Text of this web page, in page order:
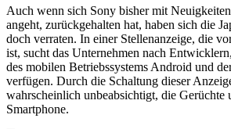
Auch wenn sich Sony bisher mit
angeht, zurückgehalten hat, haben sich die
doch verraten. In einer Stellenanzeige, die
ist, sucht das Unternehmen nach
des mobilen Betriebssystems Android und
verfügen. Durch die Schaltung dieser
wahrscheinlich unbeabsichtigt, die Gerüchte
Smartphone.